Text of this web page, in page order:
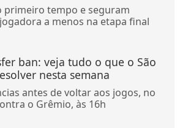
primeiro tempo e seguram
a menos na etapa final
ban: veja tudo o que o São
nesta semana
antes de voltar aos jogos, no
o Grêmio, às 16h